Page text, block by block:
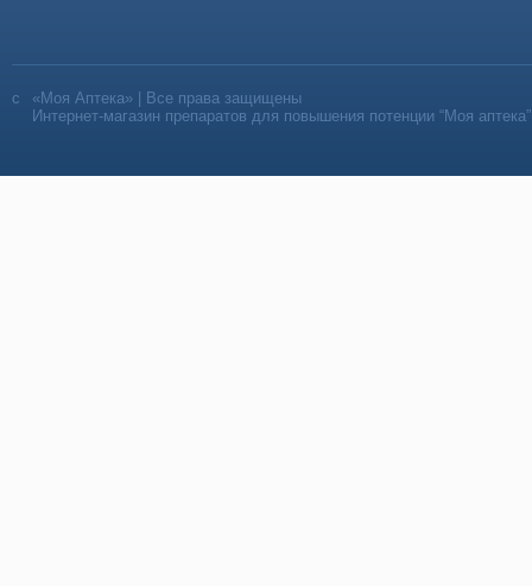
«Моя Аптека» | Все права защищены
Интернет-магазин препаратов для повышения потенции “Моя